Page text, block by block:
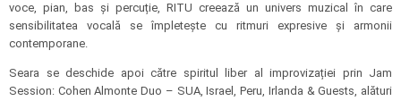
voce, pian, bas și percuție, RITU creează un univers muzical în care
sensibilitatea vocală se împletește cu ritmuri expresive și armonii
contemporane.
Seara se deschide apoi către spiritul liber al improvizației prin Jam
Session: Cohen Almonte Duo – SUA, Israel, Peru, Irlanda & Guests, alături